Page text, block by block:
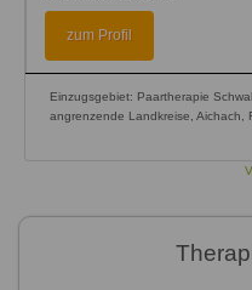
zum Profil
Einzugsgebiet: Paartherapie
angrenzende Landkreise, Aichach,